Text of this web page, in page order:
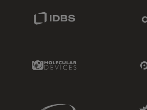
Molecular Devices Link
Sciex Link